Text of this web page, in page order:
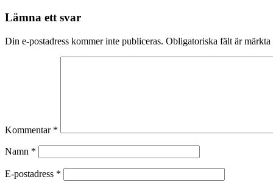
Lämna ett svar
Din e-postadress kommer inte publiceras. Obligatoriska fält är märkta
Kommentar *
Namn *
E-postadress *